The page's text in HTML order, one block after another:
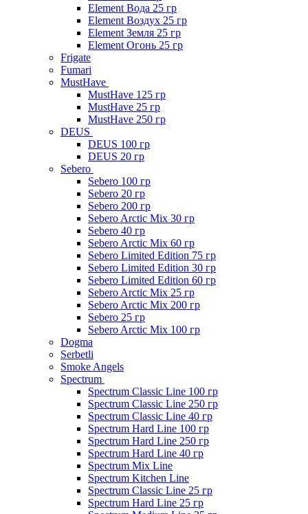
Element Вода 25 гр
Element Воздух 25 гр
Element Земля 25 гр
Element Огонь 25 гр
Frigate
Fumari
MustHave
MustHave 125 гр
MustHave 25 гр
MustHave 250 гр
DEUS
DEUS 100 гр
DEUS 20 гр
Sebero
Sebero 100 гр
Sebero 20 гр
Sebero 200 гр
Sebero Arctic Mix 30 гр
Sebero 40 гр
Sebero Arctic Mix 60 гр
Sebero Limited Edition 75 гр
Sebero Limited Edition 30 гр
Sebero Limited Edition 60 гр
Sebero Arctic Mix 25 гр
Sebero Arctic Mix 200 гр
Sebero 25 гр
Sebero Arctic Mix 100 гр
Dogma
Serbetli
Smoke Angels
Spectrum
Spectrum Classic Line 100 гр
Spectrum Classic Line 250 гр
Spectrum Classic Line 40 гр
Spectrum Hard Line 100 гр
Spectrum Hard Line 250 гр
Spectrum Hard Line 40 гр
Spectrum Mix Line
Spectrum Kitchen Line
Spectrum Classic Line 25 гр
Spectrum Hard Line 25 гр